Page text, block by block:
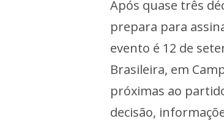
Após quase três
prepara para
evento é 12 de
Brasileira, em
próximas ao
decisão,